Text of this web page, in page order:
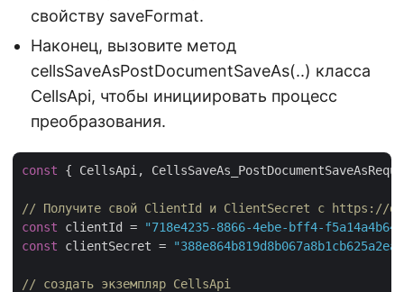
свойству saveFormat.
Наконец, вызовите метод
cellsSaveAsPostDocumentSaveAs(..) класса
CellsApi, чтобы инициировать процесс
преобразования.
const { CellsApi,
// Получите свой ClientId и ClientSecret с https://
const clientId =
"718e4235-8866-4ebe-bff4-
const clientSecret =
// создать экземпляр CellsApi